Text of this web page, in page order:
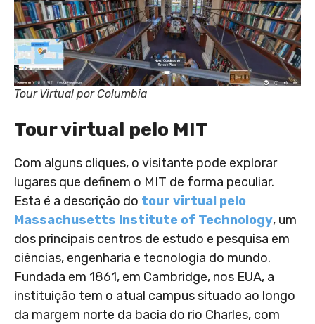
Tour Virtual por Columbia
Tour virtual pelo MIT
Com alguns cliques, o visitante pode explorar
lugares que definem o MIT de forma peculiar.
Esta é a descrição do tour virtual pelo
Massachusetts Institute of Technology, um
dos principais centros de estudo e pesquisa em
ciências, engenharia e tecnologia do mundo.
Fundada em 1861, em Cambridge, nos EUA, a
instituição tem o atual campus situado ao longo
da margem norte da bacia do rio Charles, com